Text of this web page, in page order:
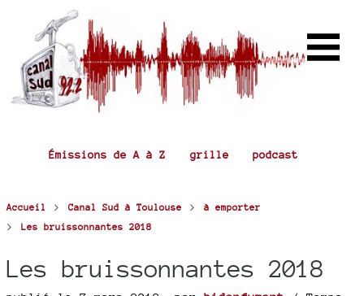
Émissions de A à Z grille podcast
Accueil > Canal Sud à Toulouse > à emporter
> Les bruissonnantes 2018
Les bruissonnantes 2018